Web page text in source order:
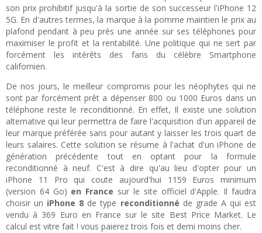
son prix prohibitif jusqu'à la sortie de son successeur l'iPhone 12
5G. En d'autres termes, la marque à la pomme maintien le prix au
plafond pendant à peu près une année sur ses téléphones pour
maximiser le profit et la rentabilité. Une politique qui ne sert par
forcément les intérêts des fans du célèbre Smartphone
californien.
De nos jours, le meilleur compromis pour les néophytes qui ne
sont par forcément prêt a dépenser 800 ou 1000 Euros dans un
téléphone reste le reconditionné. En effet, Il existe une solution
alternative qui leur permettra de faire l'acquisition d'un appareil de
leur marque préférée sans pour autant y laisser les trois quart de
leurs salaires. Cette solution se résume à l'achat d'un iPhone de
génération précédente tout en optant pour la formule
reconditionné à neuf. C'est à dire qu'au lieu d'opter pour un
iPhone 11 Pro qui coute aujourd'hui 1159 Euros minimum
(version 64 Go) en France sur le site officiel d'Apple. Il faudra
choisir un iPhone 8 de type reconditionné de grade A qui est
vendu à 369 Euro en France sur le site Best Price Market. Le
calcul est vitre fait ! vous paierez trois fois et demi moins cher.